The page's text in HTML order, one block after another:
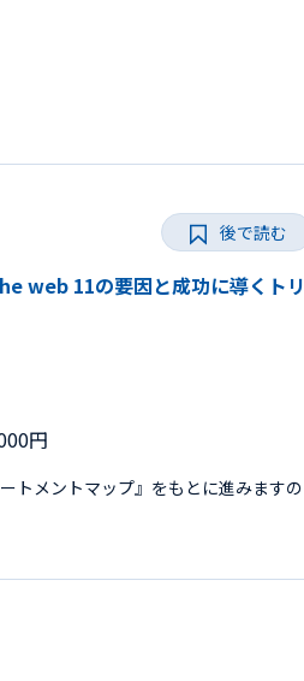
web 11の要因と成功に導くトリ
円
トメントマップ』をもとに進みますの
後で読む